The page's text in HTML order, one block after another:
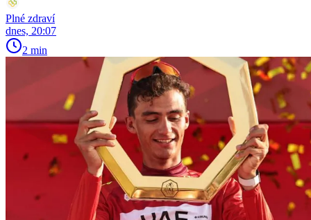
Plné zdraví
dnes, 20:07
2 min